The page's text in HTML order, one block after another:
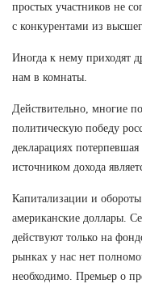
простых участников не
с конкурентами из
Иногда к нему приходят
нам в комнаты.
Действительно, многие
политическую победу
декларациях
источником дохода
Капитализации и
американские доллары.
действуют только на
рынках у нас нет
необходимо. Премьер о